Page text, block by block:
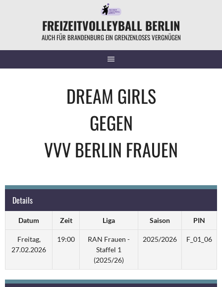
FREIZEITVOLLEYBALL BERLIN
AUCH FÜR BRANDENBURG EIN GRENZENLOSES VERGNÜGEN
DREAM GIRLS
GEGEN
VVV BERLIN FRAUEN
Details
Datum Zeit Liga Saison PIN
Freitag,
27.02.2026
19:00
RAN Frauen -
Staffel 1
(2025/26)
2025/2026 F_01_06